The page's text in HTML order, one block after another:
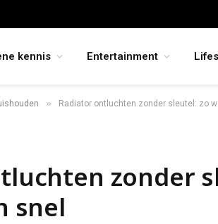
kennis Entertainment
» Radiator ontluchten zonder sleutel: zo
zonder
snel